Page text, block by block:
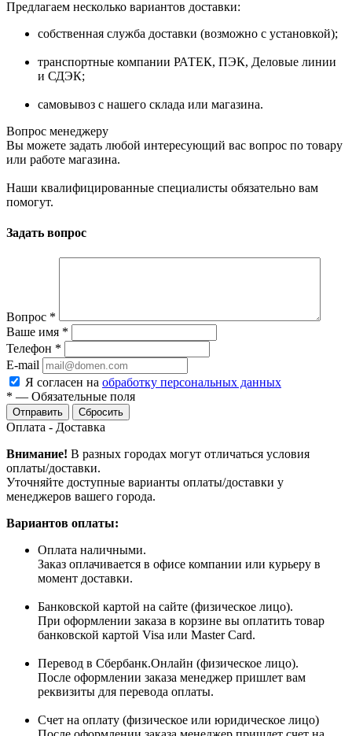
Предлагаем несколько вариантов доставки:
собственная служба доставки (возможно с установкой);
транспортные компании РАТЕК, ПЭК, Деловые линии
и СДЭК;
самовывоз с нашего склада или магазина.
Вопрос менеджеру
Вы можете задать любой интересующий вас вопрос по товару
или работе магазина.
Наши квалифицированные специалисты обязательно вам
помогут.
Задать вопрос
Вопрос *
Ваше имя *
Телефон *
E-mail
Я согласен на обработку персональных данных
* — Обязательные поля
Сбросить
Оплата - Доставка
Внимание! В разных городах могут отличаться условия
оплаты/доставки.
Уточняйте доступные варианты оплаты/доставки у
менеджеров вашего города.
Вариантов оплаты:
Оплата наличными.
Заказ оплачивается в офисе компании или курьеру в
момент доставки.
Банковской картой на сайте (физическое лицо).
При оформлении заказа в корзине вы оплатить товар
банковской картой Visa или Master Card.
Перевод в Сбербанк.Онлайн (физическое лицо).
После оформлении заказа менеджер пришлет вам
реквизиты для перевода оплаты.
Счет на оплату (физическое или юридическое лицо)